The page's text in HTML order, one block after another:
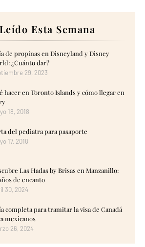
Esta Semana
de propinas en Disneyland y Disney
¿Cuánto dar?
29, 2023
hacer en Toronto Islands y cómo llegar en
18, 2018
del pediatra para pasaporte
17, 2018
Las Hadas by Brisas en Manzanillo:
de encanto
30, 2024
completa para tramitar la visa de Canadá
mexicanos
26, 2024